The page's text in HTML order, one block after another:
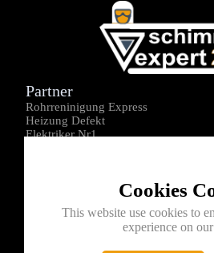
Cookies
This website use cookies to
experience on
Partner
Rohrreninigung Express
Heizung Defekt
Elektriker Nr1
Kontakt